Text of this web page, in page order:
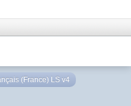
(France) LS v4